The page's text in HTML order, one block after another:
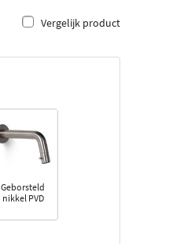
Vergelijk product
Geborsteld
nikkel PVD